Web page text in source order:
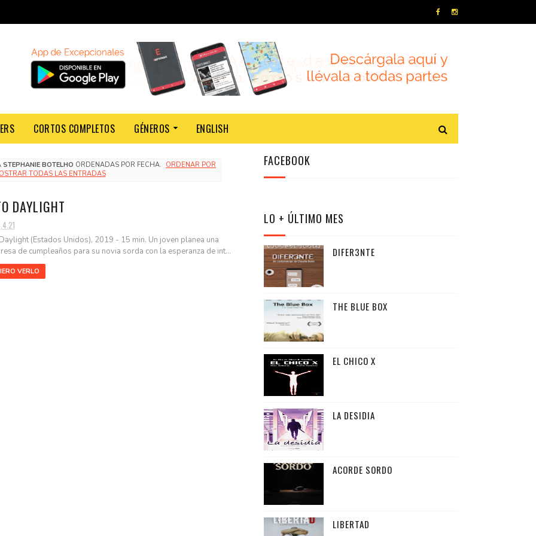
CORTOS COMPLETOS GÉNEROS ENGLISH
STEPHANIE BOTELHO ORDENADAS POR FECHA. ORDENAR POR
TODAS LAS ENTRADAS
DAYLIGHT
(Estados Unidos), 2019 - 15 min. Un joven planea una
de cumpleaños para su novia sorda con la esperanza de int...
VERLO
FACEBOOK
LO + ÚLTIMO MES
DIFER3NTE
THE BLUE BOX
EL CHICO X
LA DESIDIA
ACORDE SORDO
LIBERTAD